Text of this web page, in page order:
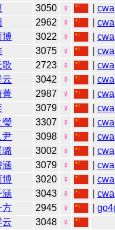
3050 ♀ |cwa
2962 ♀ |cwa
博 3022 ♀ |cwa
3075 ♀ |cwa
歌 2723 ♀ |cwa
云 3042 ♀ |cwa
菁 2987 ♀ |cwa
3079 ♀ |cwa
瑩 3307 ♀ |cwa
尹 3098 ♀ |cwa
璐 3002 ♀ |cwa
涵 3079 ♀ |cwa
博 3020 ♀ |cwa
涵 3043 ♀ |cwa
方 2945 ♀ |
云 3048
♀